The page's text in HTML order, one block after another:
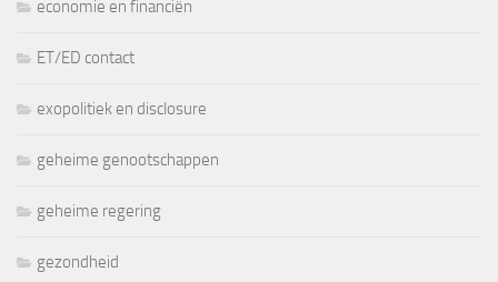
economie en financiën
ET/ED contact
exopolitiek en disclosure
geheime genootschappen
geheime regering
gezondheid